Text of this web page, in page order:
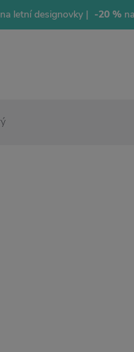
letní designovky | -20 %